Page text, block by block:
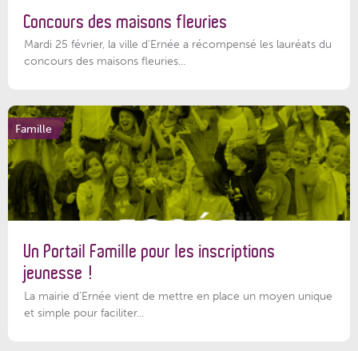
Concours des maisons fleuries
Mardi 25 février, la ville d'Ernée a récompensé les lauréats du
concours des maisons fleuries...
Famille
Un Portail Famille pour les inscriptions
jeunesse !
La mairie d’Ernée vient de mettre en place un moyen unique
et simple pour faciliter...